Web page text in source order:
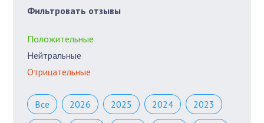
Фильтровать отзывы
Положительные
Нейтральные
Отрицательные
Все 2026 2025 2024 2023